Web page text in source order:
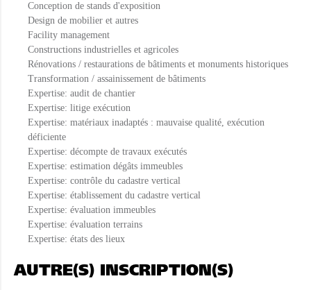
Conception de stands d'exposition
Design de mobilier et autres
Facility management
Constructions industrielles et agricoles
Rénovations / restaurations de bâtiments et monuments historiques
Transformation / assainissement de bâtiments
Expertise: audit de chantier
Expertise: litige exécution
Expertise: matériaux inadaptés : mauvaise qualité, exécution
déficiente
Expertise: décompte de travaux exécutés
Expertise: estimation dégâts immeubles
Expertise: contrôle du cadastre vertical
Expertise: établissement du cadastre vertical
Expertise: évaluation immeubles
Expertise: évaluation terrains
Expertise: états des lieux
AUTRE(S) INSCRIPTION(S)